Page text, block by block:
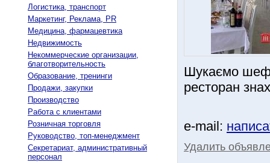
Логистика, транспорт
Маркетинг, Реклама, PR
Медицина, фармацевтика
Недвижимость
Некоммерческие организации,
благотворительность
Образование, тренинги
Продажи, закупки
Производство
Работа с клиентами
Розничная торговля
Руководство, топ-менеджмент
Секретариат, административный
персонал
Шукаємо шеф
ресторан
e-mail:
Удалить